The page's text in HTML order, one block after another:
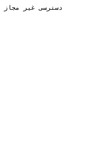
دسترسی غیر مجاز